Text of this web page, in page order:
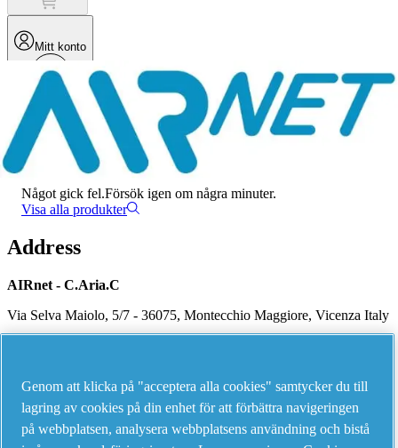
Mitt konto
Meny
Det har uppstått ett fel
Något gick fel.Försök igen om några minuter.
Visa alla produkter
Address
AIRnet - C.Aria.C
Via Selva Maiolo, 5/7 - 36075, Montecchio Maggiore, Vicenza Italy
Piping Systems - click to see details
Genom att klicka på "acceptera alla cookies" samtycker du till
lagring av cookies på din enhet för att förbättra navigeringen
på webbplatsen, analysera webbplatsens användning och bistå